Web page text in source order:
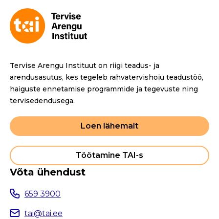
Tervise Arengu Instituut on riigi teadus- ja
arendusasutus, kes tegeleb rahvatervishoiu teadustöö,
haiguste ennetamise programmide ja tegevuste ning
tervisedendusega.
Loen lähemalt
Töötamine TAI-s
Võta ühendust
659 3900
tai@tai.ee